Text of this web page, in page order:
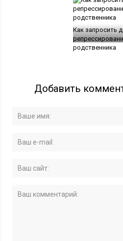
Как запросить
родственника
Добавить